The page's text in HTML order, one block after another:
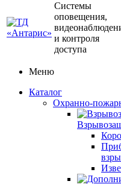
Системы
оповещения,
и контроля
доступа
Меню
Каталог
Охранно-